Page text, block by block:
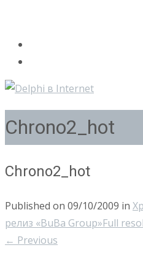
Chrono2_hot
Chrono2_hot
Published on 09/10/2009 in
релиз «BuBa Group»Full
← Previous